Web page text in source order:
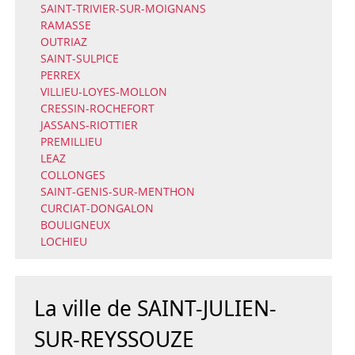
SAINT-TRIVIER-SUR-MOIGNANS
RAMASSE
OUTRIAZ
SAINT-SULPICE
PERREX
VILLIEU-LOYES-MOLLON
CRESSIN-ROCHEFORT
JASSANS-RIOTTIER
PREMILLIEU
LEAZ
COLLONGES
SAINT-GENIS-SUR-MENTHON
CURCIAT-DONGALON
BOULIGNEUX
LOCHIEU
La ville de SAINT-JULIEN-
SUR-REYSSOUZE